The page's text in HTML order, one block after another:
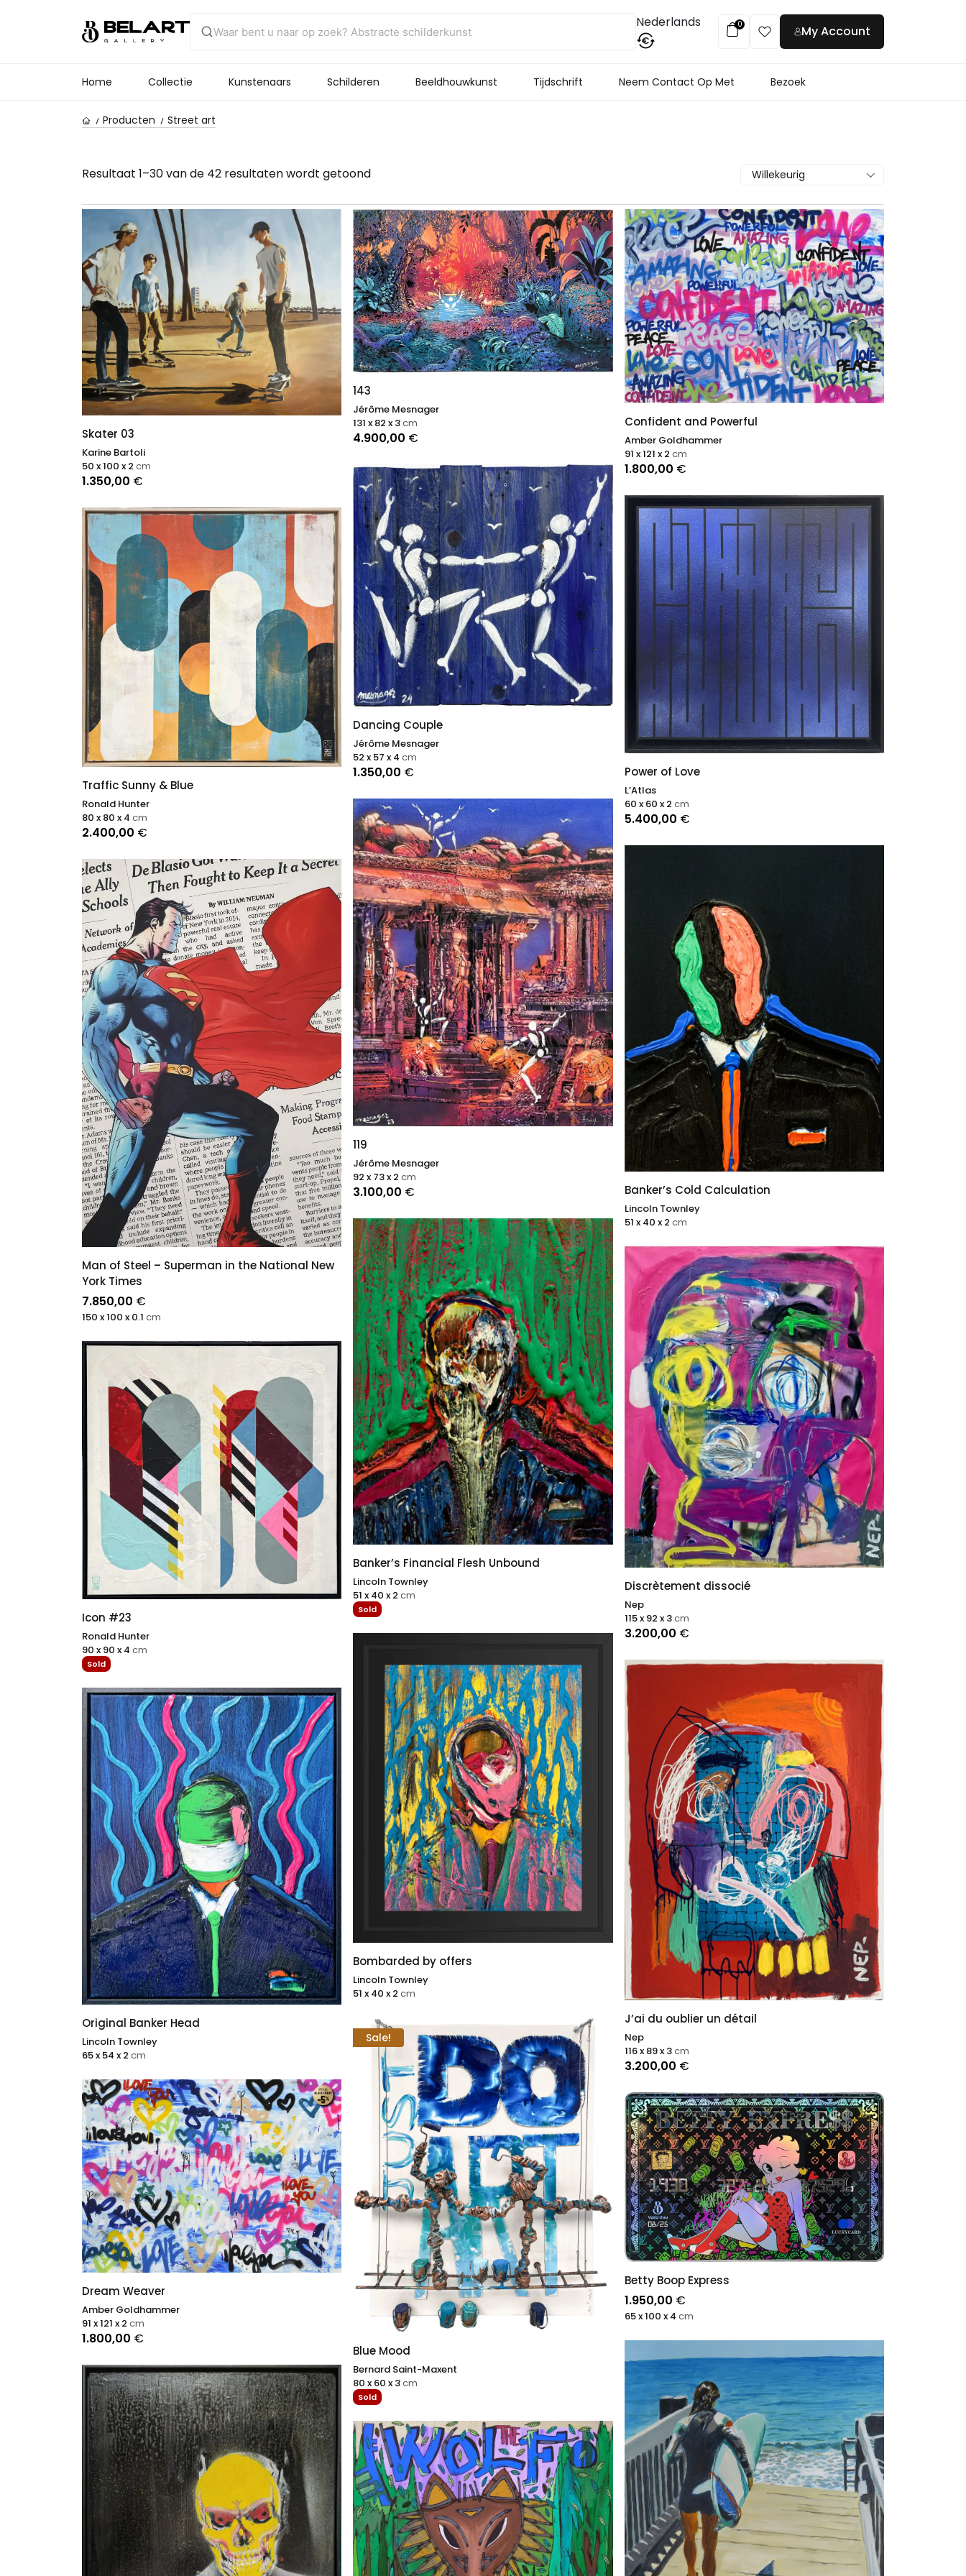
Nederlands
€
0 My Account
Home Collectie Kunstenaars Schilderen Beeldhouwkunst Tijdschrift Neem Contact Op Met Bezoek
Producten Street art
Resultaat 1–30 van de 42 resultaten wordt getoond Willekeurig
Skater 03
Karine Bartoli
1.350,00 €
50 x 100 x 2 cm
Traffic Sunny & Blue
Ronald Hunter
2.400,00 €
80 x 80 x 4 cm
Man of Steel – Superman in the National New
York Times
7.850,00 €
150 x 100 x 0.1 cm
Icon #23
Ronald Hunter
Sold
90 x 90 x 4 cm
Original Banker Head
Lincoln Townley
65 x 54 x 2 cm
Dream Weaver
Amber Goldhammer
1.800,00 €
91 x 121 x 2 cm
143
Jérôme Mesnager
4.900,00 €
131 x 82 x 3cm
Dancing Couple
Jérôme Mesnager
1.350,00 €
52 x 57 x 4cm
119
Jérôme Mesnager
3.100,00 €
92 x 73 x 2cm
Banker’s Financial Flesh Unbound
Lincoln Townley
Sold
51 x 40 x 2cm
Bombarded by offers
Lincoln Townley
51 x 40 x 2cm
Sale!
Blue Mood
Bernard Saint-Maxent
Sold
80 x 60 x 3cm
Confident and Powerful
Amber Goldhammer
1.800,00 €
91 x 121 x 2 cm
Power of Love
L’Atlas
5.400,00 €
60 x 60 x 2 cm
Banker’s Cold Calculation
Lincoln Townley
51 x 40 x 2 cm
Discrètement dissocié
Nep
3.200,00 €
115 x 92 x 3cm
J’ai du oublier un détail
Nep
3.200,00 €
116 x 89 x 3cm
Betty Boop Express
1.950,00 €
65 x 100 x 4 cm